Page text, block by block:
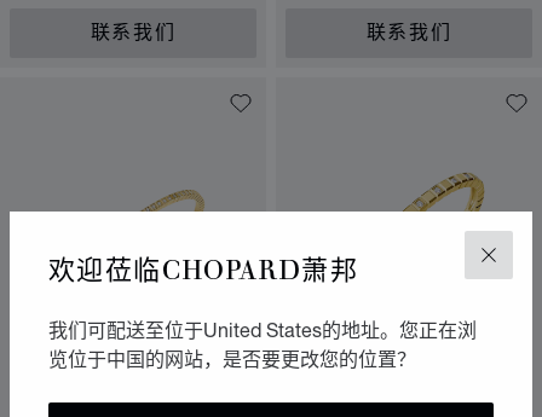
关闭
欢迎莅临CHOPARD萧邦
我们可配送至位于United States的地址。您正在浏
览位于中国的网站，是否要更改您的位置？
联系我们 联系我们
ICE CUBE
ICE CUBE